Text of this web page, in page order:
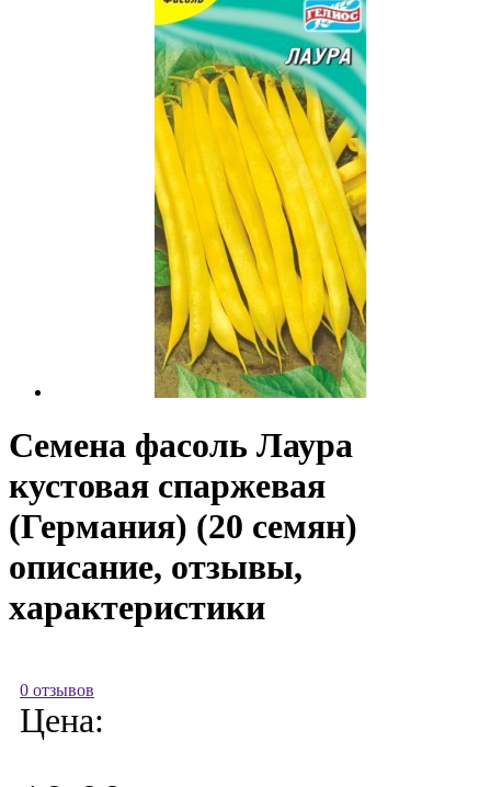
Семена фасоль Лаура
кустовая спаржевая
(Германия) (20 семян)
описание, отзывы,
характеристики
0 отзывов
Цена: